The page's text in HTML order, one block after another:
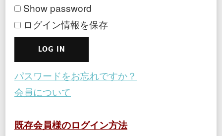
Show password
ログイン情報を保存
パスワードをお忘れですか？
会員について
既存会員様のログイン方法